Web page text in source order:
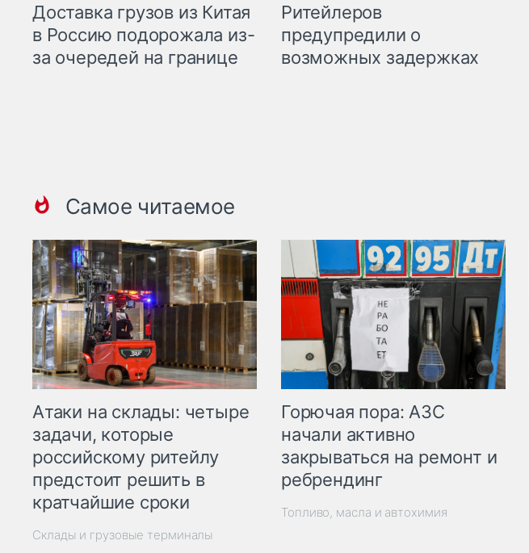
Доставка грузов из Китая
в Россию подорожала из-
за очередей на границе
Ритейлеров
предупредили о
возможных задержках
Самое читаемое
Атаки на склады: четыре
задачи, которые
российскому ритейлу
предстоит решить в
кратчайшие сроки
Склады и грузовые терминалы
Горючая пора: АЗС
начали активно
закрываться на ремонт и
ребрендинг
Топливо, масла и автохимия